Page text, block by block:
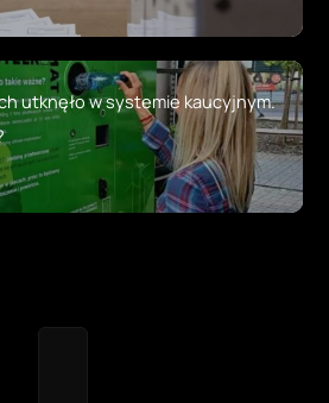
utknęło w systemie kaucyjnym.